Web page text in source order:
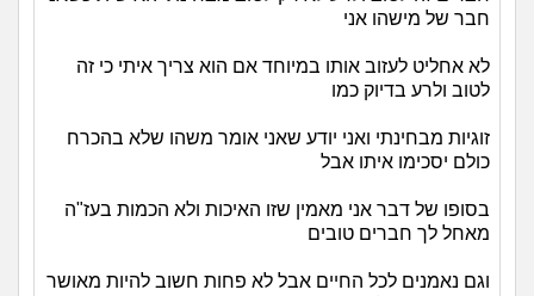
חבר של מישהו אני
לא אחליט לעזוב אותו במיוחד אם הוא צריך איתי כי זה
לטוב ולרע בדיוק כמו
זוגיות מבחינתי ואני יודע שאני אומר משהו שלא בהכרח
כולם יסכימו איתו אבל
בסופו של דבר אני מאמין שזו האיכות ולא הכמות בעז"ה
מאחל לך חברים טובים
וגם נאמנים לכל החיים אבל לא פחות חשוב להיות מאושר